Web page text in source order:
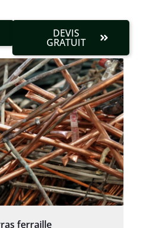
DEVIS
GRATUIT
ferraille